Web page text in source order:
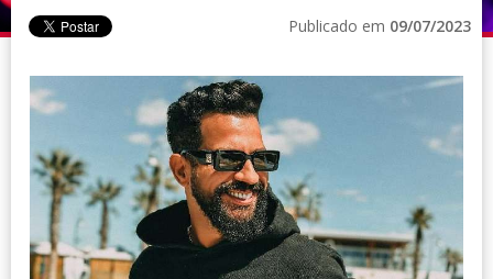
Publicado em 09/07/2023